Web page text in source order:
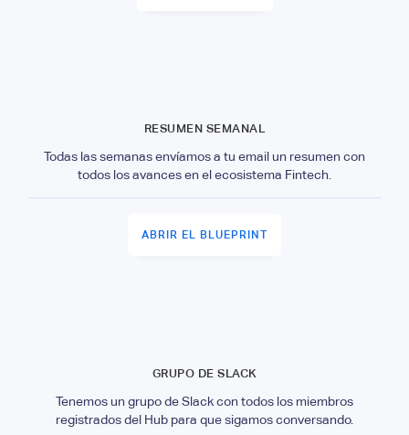
RESUMEN SEMANAL
Todas las semanas envíamos a tu email un resumen con
todos los avances en el ecosistema Fintech.
ABRIR EL BLUEPRINT
GRUPO DE SLACK
Tenemos un grupo de Slack con todos los miembros
registrados del Hub para que sigamos conversando.